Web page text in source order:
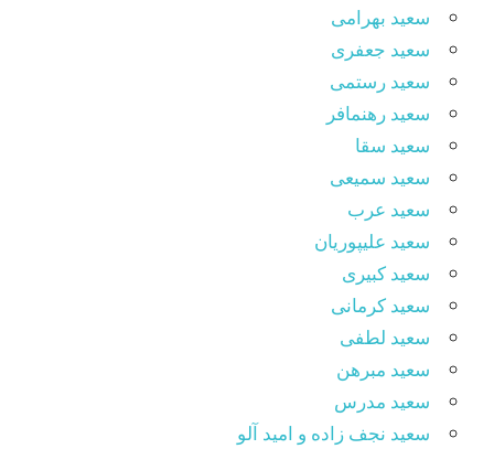
سعید بهرامی
سعید جعفری
سعید رستمی
سعید رهنمافر
سعید سقا
سعید سمیعی
سعید عرب
سعید علیپوریان
سعید کبیری
سعید کرمانی
سعید لطفی
سعید مبرهن
سعید مدرس
سعید نجف زاده و امید آلو